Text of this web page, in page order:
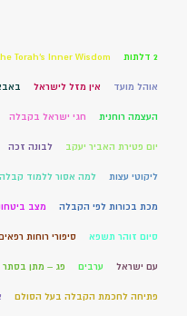
2 דלתות Torah’s Inner Wisdom
אוהל מועד אין מזל לישראל
העצמה רוחנית חגי ישראל בקבלה
יום פטירת האביר יעקב לבונה זכה
ליקוטי עצות למה אסור ללמוד קבלה
מכת בכורות לפי הקבלה מצב
סיום זוהר תשפא סיפורי רוחות
עם ישראל ערבים פג – מתן בסתר
פתיחה לחכמת הקבלה בעל הסולם